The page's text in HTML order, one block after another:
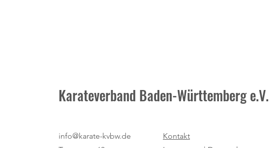
Neuer Termin: Masters-
Karateverband Baden-Württemberg e.V.
info@karate-kvbw.de
Kontakt